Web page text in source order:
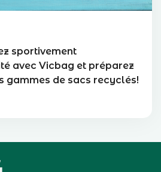
sportivement
avec Vicbag et préparez
gammes de sacs recyclés!
Accueil